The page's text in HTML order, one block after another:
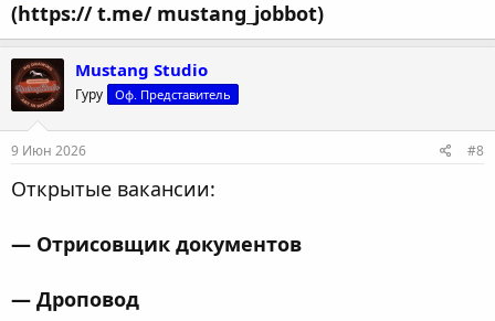
(https:// t.me/ mustang_jobbot)
Mustang Studio
Гуру Оф. Представитель
9 Июн 2026 #8
Открытые вакансии:
— Отрисовщик документов
— Дроповод